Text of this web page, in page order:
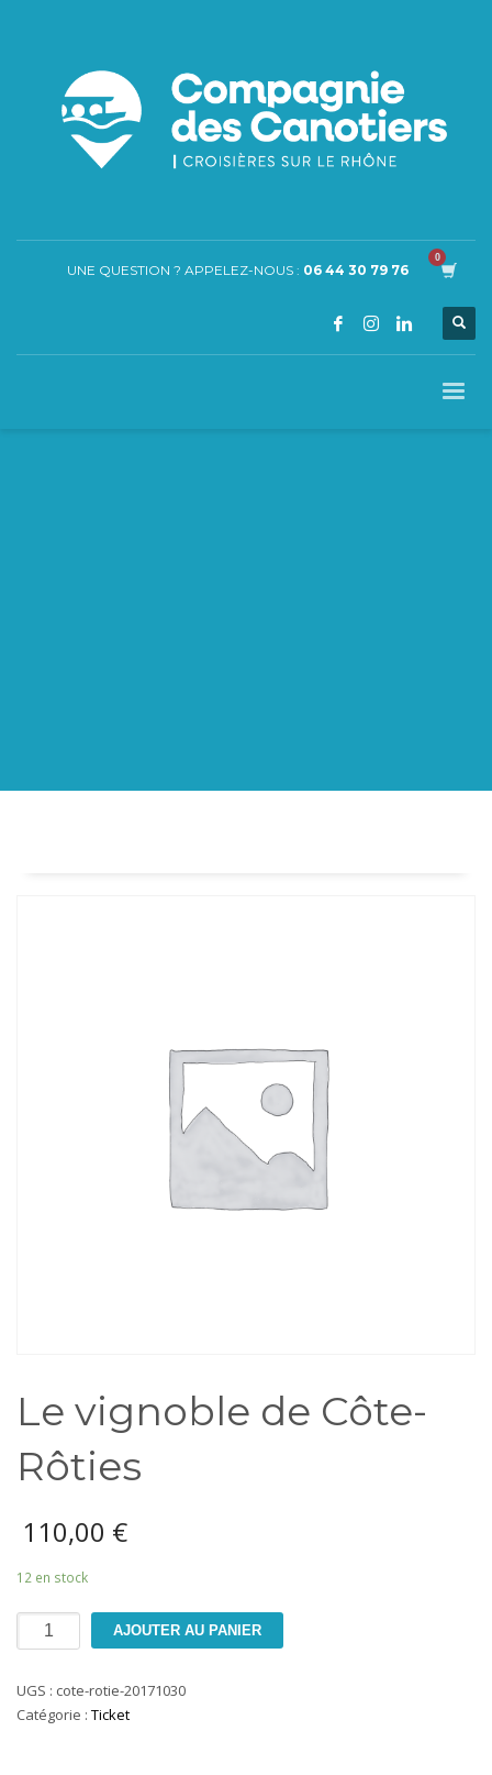
UNE QUESTION ? APPELEZ-NOUS : 06 44 30 79 76
Le vignoble de Côte-
Rôties
110,00 €
12 en stock
quantité
de
vignoble
de
AJOUTER AU PANIER
UGS : cote-rotie-20171030
Catégorie : Ticket